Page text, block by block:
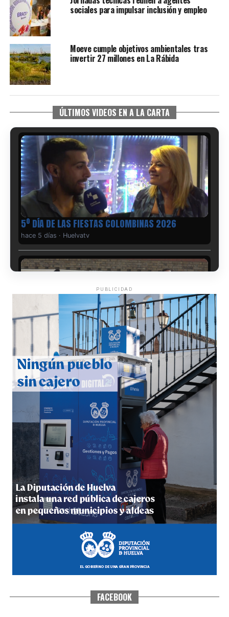
sociales para impulsar inclusión y empleo
Moeve cumple objetivos ambientales tras
invertir 27 millones en La Rábida
ÚLTIMOS VIDEOS EN A LA CARTA
5º DÍA DE LAS FIESTAS COLOMBINAS 2026
hace 5 días · Huelvatv
CUARTA CORRIDA DE LAS FIESTAS COLOMBINAS
2026
hace 6 días·Huelvatv
4º DÍA DE LAS FIESTAS COLOMBINAS 2026
hace 6 días·Huelvatv
SEXTA CORRIDA DE LAS FIESTAS COLOMBINAS
PUBLICIDAD
FACEBOOK